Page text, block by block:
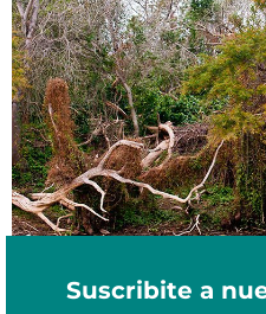
Vacaciones de invierno: los
Chaco
Julio 13, 2021
Suscribite a